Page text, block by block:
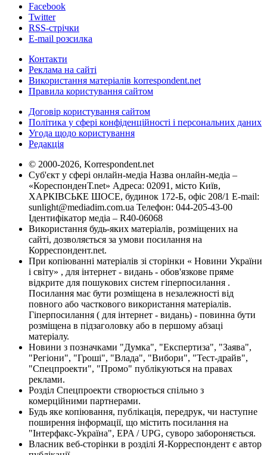
Facebook
Twitter
RSS-стрічки
E-mail розсилка
Контакти
Реклама на сайті
Використання матеріалів korrespondent.net
Правила користування сайтом
Договір користування сайтом
Політика у сфері конфіденційності і персональних даних
Угода щодо користування
Редакція
© 2000-2026, Korrespondent.net
Суб'єкт у сфері онлайн-медіа Назва онлайн-медіа –
«КореспонденТ.net» Адреса: 02091, місто Київ,
ХАРКІВСЬКЕ ШОСЕ, будинок 172-Б, офіс 208/1 E-mail:
sunlight@mediadim.com.ua Телефон: 044-205-43-00
Ідентифікатор медіа – R40-06068
Використання будь-яких матеріалів, розміщених на
сайті, дозволяється за умови посилання на
Корреспондент.net.
При копіюванні матеріалів зі сторінки « Новини України
і світу» , для інтернет - видань - обов'язкове пряме
відкрите для пошукових систем гіперпосилання .
Посилання має бути розміщена в незалежності від
повного або часткового використання матеріалів.
Гіперпосилання ( для інтернет - видань) - повинна бути
розміщена в підзаголовку або в першому абзаці
матеріалу.
Новини з позначками "Думка", "Експертиза", "Заява",
"Регіони", "Гроші", "Влада", "Вибори", "Тест-драйв",
"Спецпроекти", "Промо" публікуються на правах
реклами.
Розділ Спецпроекти створюється спільно з
комерційними партнерами.
Будь яке копіювання, публікація, передрук, чи наступне
поширення інформації, що містить посилання на
"Інтерфакс-Україна", EPA / UPG, суворо забороняється.
Власник веб-сторінки в розділі Я-Корреспондент є автор